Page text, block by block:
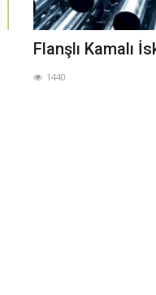
Flanşlı Kamalı
1440
1563